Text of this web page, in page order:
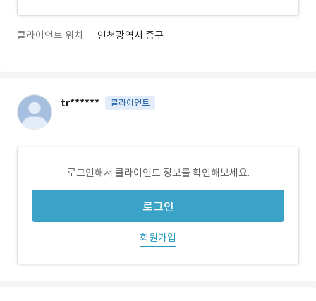
클라이언트 위치 인천광역시 중구
tr****** 클라이언트
로그인해서 클라이언트 정보를 확인해보세요.
로그인
회원가입